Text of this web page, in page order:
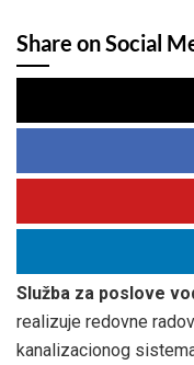
Share on Social
Služba za poslove
realizuje redovne
kanalizacionog